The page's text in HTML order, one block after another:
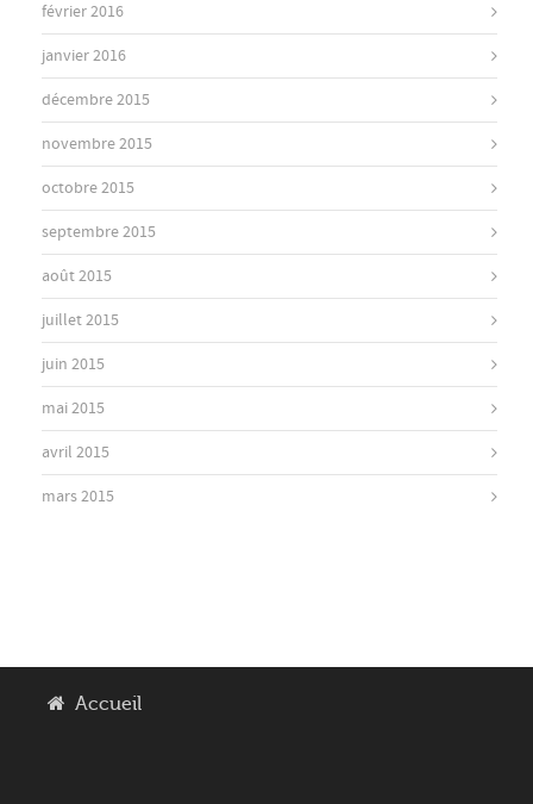
février 2016
janvier 2016
décembre 2015
novembre 2015
octobre 2015
septembre 2015
août 2015
juillet 2015
juin 2015
mai 2015
avril 2015
mars 2015
Accueil